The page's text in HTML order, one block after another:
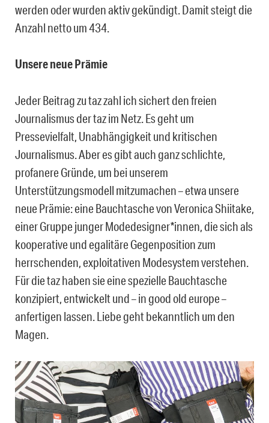
werden oder wurden aktiv gekündigt. Damit steigt die
Anzahl netto um 434.
Unsere neue Prämie
Jeder Beitrag zu taz zahl ich sichert den freien
Journalismus der taz im Netz. Es geht um
Pressevielfalt, Unabhängigkeit und kritischen
Journalismus. Aber es gibt auch ganz schlichte,
profanere Gründe, um bei unserem
Unterstützungsmodell mitzumachen – etwa unsere
neue Prämie: eine Bauchtasche von Veronica Shiitake,
einer Gruppe junger Modedesigner*innen, die sich als
kooperative und egalitäre Gegenposition zum
herrschenden, exploitativen Modesystem verstehen.
Für die taz haben sie eine spezielle Bauchtasche
konzipiert, entwickelt und – in good old europe –
anfertigen lassen. Liebe geht bekanntlich um den
Magen.